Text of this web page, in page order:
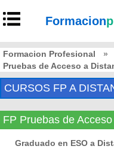
Formacion
Formacion Profesional »
Pruebas de Acceso a
CURSOS FP A
FP Pruebas de
Graduado en ESO a